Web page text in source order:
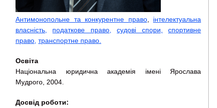
Антимонопольне та конкурентне право, інтелектуальна
власність,
податкове право, судові спори
спортивне
право, транспортне право.
Освіта
Національна юридична академія імені Ярослава
Мудрого, 2004.
Досвід роботи: